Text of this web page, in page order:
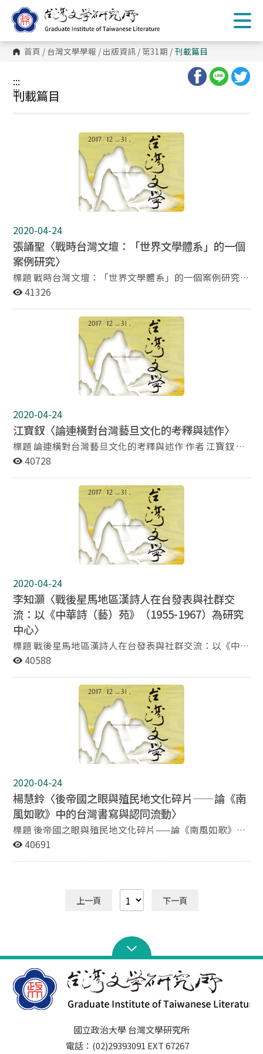
到
主
內
容 首頁 / 台灣文學學報 / 出版資訊 / 第31期 / 刊載篇目
:::
:::
刊載篇目
2020-04-24
張誦聖〈戰時台灣文壇：「世界文學體系」的一個
案例研究〉
標題 戰時台灣文壇：「世界文學體系」的一個案例研究
作者 張誦聖 德州大學奧斯汀校區亞洲研究學系、比較文
具排他性的分析架構來重新討論「世界文學」。然而，雖
然經過了後殖民主義和多元文化論述的洗禮，在實踐的層
面來說，東亞地區現代文學受重視的程度，至今仍然無法
與曾經直接受到西方殖民統治的地區所產生的作品─諸如
英語語系、法語語系的「新興文學」─相提並論。一個重
要原因是：我們缺少將東亞地區視為一個整體、辨認並釐
清具有區域性共同特質的文學發展動力、流通路徑、和演
來檢視戰時台灣文學場域的重構和一些關鍵性美學議題，
目的是想進一步歸納出與強勢西方文化發生碰撞之後的現
代東亞社會裡經常出現的幾種文學發展模態。此篇案例研
究所討論的內容包括：受外力影響重新組構的文學場域；
位置」的形成；受西方影響而凝聚於「藝術自主性」信念
的美學群體；片段交叉的多重美學譜系；非常時期的「情
41326
2020-04-24
江寶釵〈論連橫對台灣藝旦文化的考釋與述作〉
標題 論連橫對台灣藝旦文化的考釋與述作 作者 江寶釵 國
立中正大學台灣文學與創意應用研究所教授 摘要 本文討
述，意在指出連橫對當時的女性文化文獻、女性文藝或曲
藝的保存，有著具體的貢獻。他裨補了某些文化知識的缺
口，一方面，當時文人與藝旦在風月場裡的交流，以及活
動舉辦的形式，他觀視藝旦不免有物化女性的傾向，另一
方面，他又鼓勵女性教育、革命，將藝旦的詩歌創作納入
詩話，具先鋒性的女性主義主張，展現了性別意識在現代
與傳統之激盪下的諧和與矛盾。尤有進之，他的詩裡寫出
詩、傳臚評春，也在殖民地的風月場裡流行著。閨房之私
的鬥茗敲詩，歡場中短暫相值的男女仿擬趙明誠、李清照
兩人的鰜鰈情深；祭儀後的射覆拼酒、藏鈎競局，模仿了
百姓生活中的嘉年華；而花榜評春，更是複製了科舉場中
傳臚形式，撫慰著世變下進退失據的台灣傳統文人。風雅
想像如何成為寄託自我懷抱以及中原國族想像之所在，值
40728
2020-04-24
李知灝〈戰後星馬地區漢詩人在台發表與社群交
流：以《中華詩（藝）苑》（1955-1967）為研究
中心〉
標題 戰後星馬地區漢詩人在台發表與社群交流：以《中華
詩（藝）苑》（1955-1967）為研究中心 作者 李知灝 國
苑》（1955.02-1960.05）為戰後台灣發行重要漢詩刊之
一，後改名為《中華藝苑》（1960.06-1967.08）。其內
容以多元的專欄來吸引不同背景的讀者，亦開設「海外新
聲」等專欄供世界各地詩友投稿交流，當中多有來自星馬
地區漢詩人投稿。本論文首先簡述《中華詩（藝）苑》之
相關人員與專欄結構，並論述該刊開拓海外詩壇之概況。
其次試圖從現有文獻與詩刊發表作品中，釐清在詩刊中發
些漢詩人在詩刊發表之狀況，從發表行為中分析星馬漢詩
人之社群活動。 研究中發現星馬地區漢詩社群發表於《中
華詩（藝）苑》者，來自新加坡、檳城、吡叻（霹靂）、
砂拉越與北婆羅洲（沙巴）等地。除個人閒詠外，更有社
群集體發表之專欄或參與他國社群活動之紀錄，更多次在
《中華詩（藝）苑》舉辦之詩藝競賽獲得佳績。透過本議
題之探討，可知星馬漢詩人藉由《中華詩（藝）苑》的發
40588
2020-04-24
楊慧鈴〈後帝國之眼與殖民地文化碎片——論《南
風如歌》中的台灣書寫與認同流動〉
標題 後帝國之眼與殖民地文化碎片——論《南風如歌》中
的台灣書寫與認同流動 作者 楊慧鈴 國立臺灣師範大學臺
空體」，台灣作為灣生故鄉認同的身分元素被調度出場
時，其必然是與日本作為國族認同相伴隨的，所指涉的時
生便以作為被壓抑根源的殖民地經驗為依歸，在殖民體制
退場後加以懷舊想像與再詮釋，形成了一種溢出國族之外
的「跨時空想像共同體」，但此一共同體情感卻十分脆
弱，在主體實際遭逢時極易因雙方互動的力場變化而鬆動
甚至瓦解，呈現出複雜的面貌與角力的態勢。最後提醒台
灣社會不應忽視：灣生選擇台灣為養老的落腳地，某部分
的背後促成因素其實是日本政府當代的「游牧享老政策」
與帝國擴張時期的「移殖民政策」二者在前殖民地的跨時
40691
上一頁 下一頁
國立政治大學 台灣文學研究所
電話：(02)29393091 EXT 67267